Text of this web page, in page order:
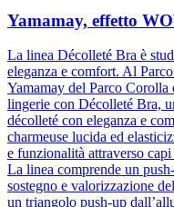
Yamamay, effetto
La linea Décolleté Bra è
eleganza e comfort. Al
Yamamay del Parco
lingerie con Décolleté Bra,
décolleté con eleganza e
charmeuse lucida ed
e funzionalità attraverso
La linea comprende un
sostegno e valorizzazione
un triangolo push-up